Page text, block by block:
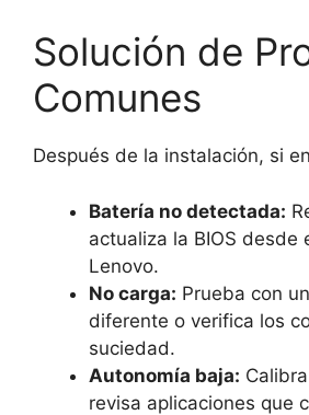
Solución de
Comunes
Después de la instalación, si
Batería no detectada:
actualiza la BIOS desde
Lenovo.
No carga: Prueba con
diferente o verifica los
suciedad.
Autonomía baja:
revisa aplicaciones que